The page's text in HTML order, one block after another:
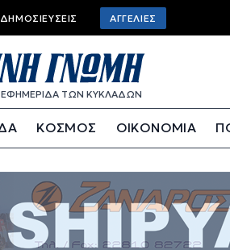
Top
bar
menu
ΔΗΜΟΣΙΕΎΣΕΙΣ ΑΓΓΕΛΊΕΣ
ΕΦΗΜΕΡΙΔΑ ΤΩΝ ΚΥΚΛΑΔΩΝ
ΚΟΣΜΟΣ ΟΙΚΟΝΟΜΙΑ